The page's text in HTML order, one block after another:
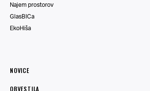
Najem prostorov
GlasBICa
EkoHiša
NOVICE
OBVESTILA